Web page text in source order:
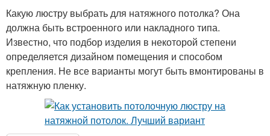
Какую люстру выбрать для натяжного потолка? Она
должна быть встроенного или накладного типа.
Известно, что подбор изделия в некоторой степени
определяется дизайном помещения и способом
крепления. Не все варианты могут быть вмонтированы в
натяжную пленку.